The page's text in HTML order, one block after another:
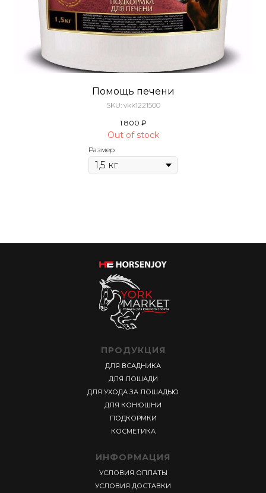
Помощь печени
SKU: vkk1221500
1 800 ₽
Out of stock
Размер
ПРОДУКЦИЯ
ДЛЯ ВСАДНИКА
ДЛЯ ЛОШАДИ
ДЛЯ УХОДА ЗА ЛОШАДЬЮ
ДЛЯ КОНЮШНИ
ПОДКОРМКИ
КОСМЕТИКА
ИНФОРМАЦИЯ
УСЛОВИЯ ОПЛАТЫ
УСЛОВИЯ ДОСТАВКИ